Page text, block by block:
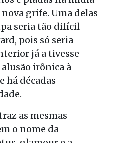
grife. Uma delas
seria tão difícil
pois só seria
já a tivesse
irônica à
há décadas
as mesmas
o nome da